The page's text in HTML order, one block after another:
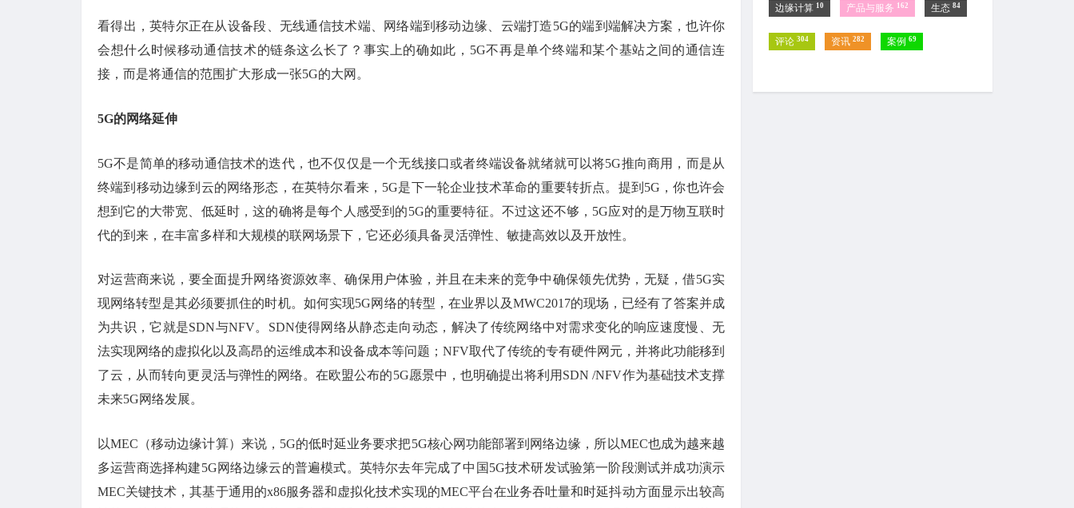
看得出，英特尔正在从设备段、无线通信技术端、网络端到移动边缘、云端打造5G的端到端解决方案，也许你
会想什么时候移动通信技术的链条这么长了？事实上的确如此，5G不再是单个终端和某个基站之间的通信连
接，而是将通信的范围扩大形成一张5G的大网。
5G的网络延伸
5G不是简单的移动通信技术的迭代，也不仅仅是一个无线接口或者终端设备就绪就可以将5G推向商用，而是从
终端到移动边缘到云的网络形态，在英特尔看来，5G是下一轮企业技术革命的重要转折点。提到5G，你也许会
想到它的大带宽、低延时，这的确将是每个人感受到的5G的重要特征。不过这还不够，5G应对的是万物互联时
代的到来，在丰富多样和大规模的联网场景下，它还必须具备灵活弹性、敏捷高效以及开放性。
对运营商来说，要全面提升网络资源效率、确保用户体验，并且在未来的竞争中确保领先优势，无疑，借5G实
现网络转型是其必须要抓住的时机。如何实现5G网络的转型，在业界以及MWC2017的现场，已经有了答案并成
为共识，它就是SDN与NFV。SDN使得网络从静态走向动态，解决了传统网络中对需求变化的响应速度慢、无
法实现网络的虚拟化以及高昂的运维成本和设备成本等问题；NFV取代了传统的专有硬件网元，并将此功能移到
了云，从而转向更灵活与弹性的网络。在欧盟公布的5G愿景中，也明确提出将利用SDN /NFV作为基础技术支撑
未来5G网络发展。
以MEC（移动边缘计算）来说，5G的低时延业务要求把5G核心网功能部署到网络边缘，所以MEC也成为越来越
多运营商选择构建5G网络边缘云的普遍模式。英特尔去年完成了中国5G技术研发试验第一阶段测试并成功演示
MEC关键技术，其基于通用的x86服务器和虚拟化技术实现的MEC平台在业务吞吐量和时延抖动方面显示出较高
边缘计算 10 产品与服务 162 生态 84
评论 304 资讯 282 案例 69